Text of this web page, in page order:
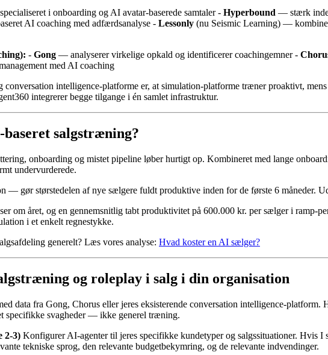
i onboarding og AI avatar-baserede samtaler - Hyperbound — stærk
AI coaching med adfærdsanalyse - Lessonly (nu Seismic Learning) —
- Gong — analyserer virkelige opkald og identificerer coachingemner -
med AI coaching
intelligence-platforme er, at simulation-platforme træner proaktivt,
integrerer begge tilgange i én samlet infrastruktur.
salgstræning?
onboarding og mistet pipeline løber hurtigt op. Kombineret med lange
undervurderede.
gør størstedelen af nye sælgere fuldt produktive inden for de første 6 måneder.
om året, og en gennemsnitlig tabt produktivitet på 600.000 kr. per sælger i ramp-
i et enkelt regnestykke.
generelt? Læs vores analyse: Hvad koster en AI sælger?
og roleplay i salg i din organisation
data fra Gong, Chorus eller jeres eksisterende conversation intelligence-
specifikke svagheder — ikke generel træning.
2-3) Konfigurer AI-agenter til jeres specifikke kundetyper og salgssituationer. Hvis
tekniske sprog, den relevante budgetbekymring, og de relevante indvendinger.